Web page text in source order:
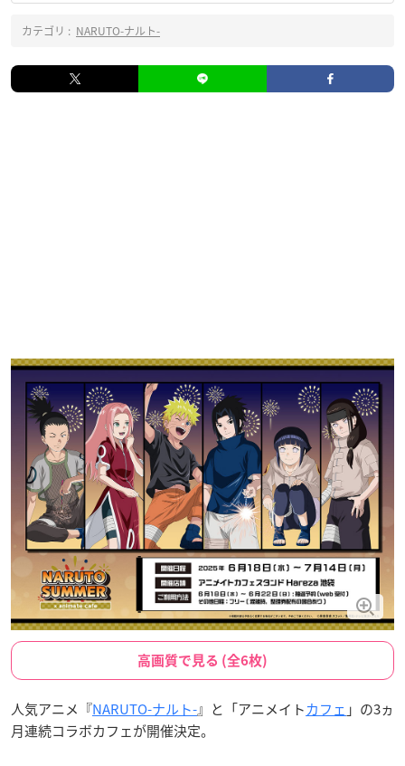
カテゴリ : NARUTO-ナルト-
高画質で見る (全6枚)
人気アニメ『NARUTO-ナルト-』と「アニメイトカフェ 」の3ヵ
月連続コラボカフェが開催決定。